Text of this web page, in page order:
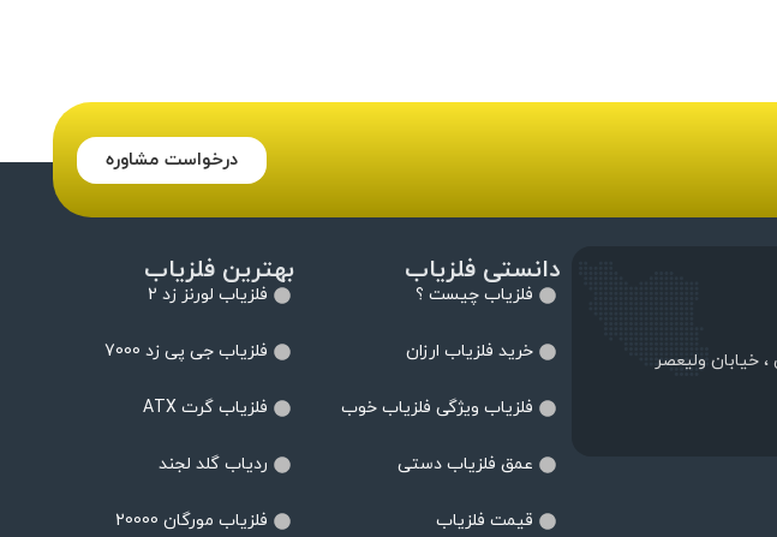
درخواست مشاوره
غربی ، خیابان ولیعصر
دانستی فلزیاب
فلزیاب چیست ؟
خرید فلزیاب ارزان
فلزیاب ویژگی فلزیاب خوب
عمق فلزیاب دستی
قیمت فلزیاب
بهترین فلزیاب
فلزیاب لورنز زد 2
فلزیاب جی پی زد 7000
فلزیاب گرت ATX
ردیاب گلد لجند
فلزیاب مورگان 20000